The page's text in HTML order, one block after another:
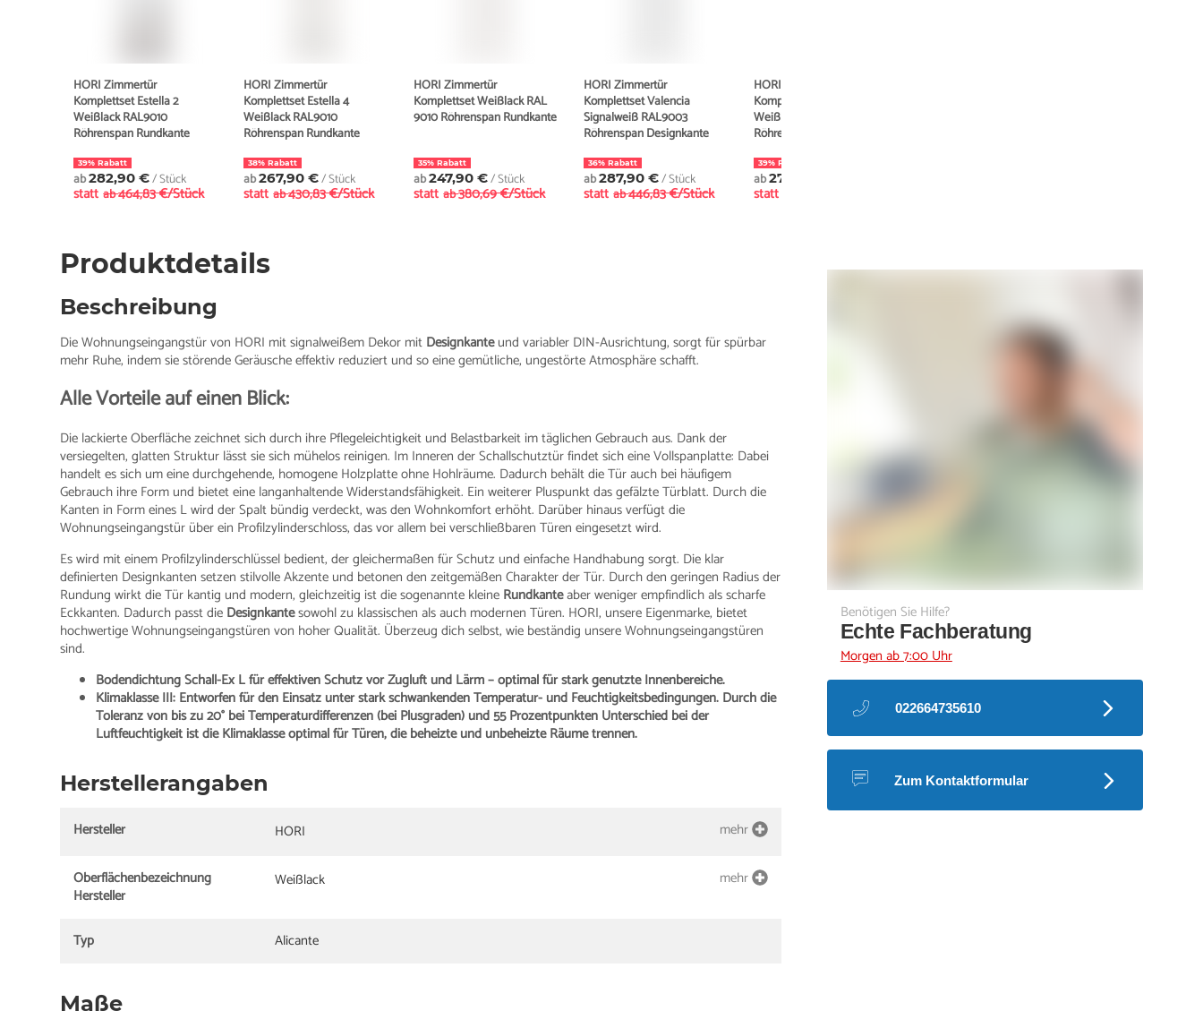
HORI Zimmertür
Komplettset Estella 2
Weißlack RAL9010
Röhrenspan Rundkante
39% Rabatt
ab282,90 €/ Stück
statt ab464,83 €/Stück
HORI Zimmertür
Komplettset Estella 4
Weißlack RAL9010
Röhrenspan Rundkante
38% Rabatt
ab267,90 €/ Stück
statt ab430,83 €/Stück
HORI Zimmertür
Komplettset Weißlack RAL
9010 Röhrenspan Rundkante
35% Rabatt
ab247,90 €/ Stück
statt ab380,69 €/Stück
HORI Zimmertür
Komplettset Valencia
Signalweiß RAL9003
Röhrenspan Designkante
36% Rabatt
ab287,90 €/ Stück
statt ab446,83 €/Stück
HORI Zimmertür
Komplettset Valencia
Weißlack RAL9010
Röhrenspan Eckkante
39% Rabatt
ab278,90 €
statt
Produktdetails
Beschreibung
Die Wohnungseingangstür von HORI mit signalweißem Dekor mit Designkanteund variabler DIN-Ausrichtung, sorgt für spürbar
mehr Ruhe, indem sie störende Geräusche effektiv reduziert und so eine gemütliche, ungestörte Atmosphäre schafft.
Alle Vorteile auf einen Blick:
Die lackierte Oberfläche zeichnet sich durch ihre Pflegeleichtigkeit und Belastbarkeit im täglichen Gebrauch aus. Dank der
versiegelten, glatten Struktur lässt sie sich mühelos reinigen. Im Inneren der Schallschutztür findet sich eine Vollspanplatte: Dabei
handelt es sich um eine durchgehende, homogene Holzplatte ohne Hohlräume. Dadurch behält die Tür auch bei häufigem
Gebrauch ihre Form und bietet eine langanhaltende Widerstandsfähigkeit. Ein weiterer Pluspunkt das gefälzte Türblatt. Durch die
Kanten in Form eines L wird der Spalt bündig verdeckt, was den Wohnkomfort erhöht. Darüber hinaus verfügt die
Wohnungseingangstür über ein Profilzylinderschloss, das vor allem bei verschließbaren Türen eingesetzt wird.
Es wird mit einem Profilzylinderschlüssel bedient, der gleichermaßen für Schutz und einfache Handhabung sorgt. Die klar
definierten Designkanten setzen stilvolle Akzente und betonen den zeitgemäßen Charakter der Tür. Durch den geringen Radius der
Rundung wirkt die Tür kantig und modern, gleichzeitig ist die sogenannte kleine Rundkanteaber weniger empfindlich als scharfe
Eckkanten. Dadurch passt die Designkantesowohl zu klassischen als auch modernen Türen. HORI, unsere Eigenmarke, bietet
hochwertige Wohnungseingangstüren von hoher Qualität. Überzeug dich selbst, wie beständig unsere Wohnungseingangstüren
sind.
Bodendichtung Schall-Ex L für effektiven Schutz vor Zugluft und Lärm – optimal für stark genutzte Innenbereiche.
Klimaklasse III: Entworfen für den Einsatz unter stark schwankenden Temperatur- und Feuchtigkeitsbedingungen. Durch die
Toleranz von bis zu 20° bei Temperaturdifferenzen (bei Plusgraden) und 55 Prozentpunkten Unterschied bei der
Luftfeuchtigkeit ist die Klimaklasse optimal für Türen, die beheizte und unbeheizte Räume trennen.
Herstellerangaben
Hersteller HORI mehr
Oberflächenbezeichnung
Hersteller
Weißlack mehr
Typ Alicante
Maße
Benötigen Sie Hilfe?
Echte Fachberatung
Morgen ab 7:00 Uhr
022664735610
Zum Kontaktformular